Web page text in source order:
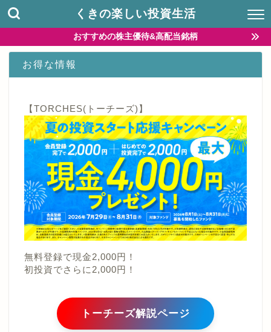
くきの楽しい投資生活
おすすめの株主優待&高配当銘柄
お得な情報
【TORCHES(トーチーズ)】
無料登録で現金2,000円！
初投資でさらに2,000円！
トーチーズ解説ページ